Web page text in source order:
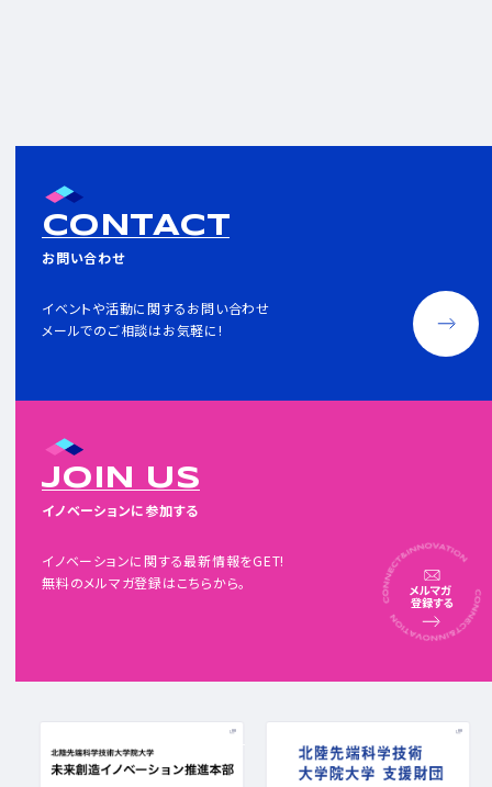
CONTACT
お問い合わせ
イベントや活動に関するお問い合わせ
メールでのご相談はお気軽に!
JOIN US
イノベーションに参加する
イノベーションに関する最新情報をGET!
無料のメルマガ登録はこちらから。